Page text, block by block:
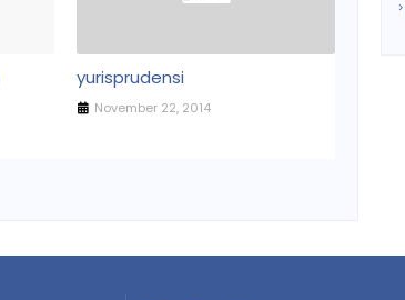
yurisprudensi
November 22, 2014